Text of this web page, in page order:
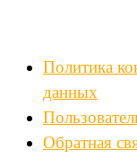
Политика
данных
Обратная